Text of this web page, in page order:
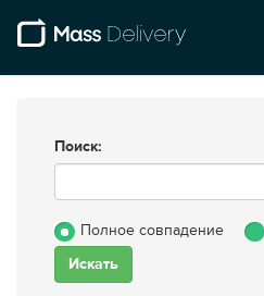
Поиск:
Полное совпадение